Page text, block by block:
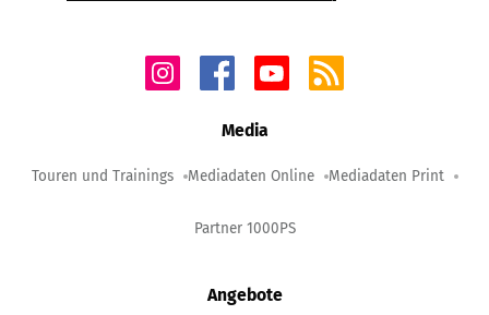
Media
Touren und Trainings Mediadaten Online Mediadaten Print
Partner 1000PS
Angebote